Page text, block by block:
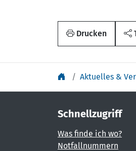
Drucken
Aktuelles &
Schnellzugriff
Was finde ich wo?
Notfallnummern